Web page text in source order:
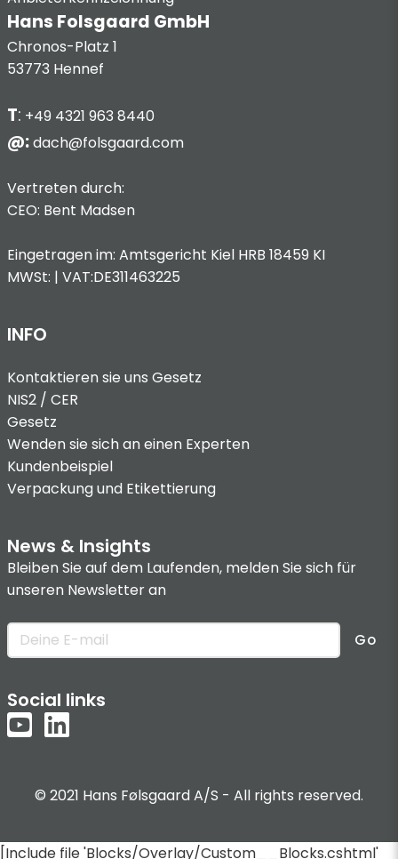
Hans Folsgaard GmbH
Chronos-Platz 1
53773 Hennef
T: +49 4321 963 8440
@:dach@folsgaard.com
Vertreten durch:
CEO: Bent Madsen
Eingetragen im: Amtsgericht Kiel HRB 18459 KI
MWSt: | VAT:DE311463225
INFO
Kontaktieren sie uns Gesetz
NIS2 / CER
Gesetz
Wenden sie sich an einen Experten
Kundenbeispiel
Verpackung und Etikettierung
News & Insights
Bleiben Sie auf dem Laufenden, melden Sie sich für
unseren Newsletter an
Go
Social links
© 2021 Hans Følsgaard A/S - All rights reserved.
[Include file 'Blocks/Overlay/Custom__Blocks.cshtml'